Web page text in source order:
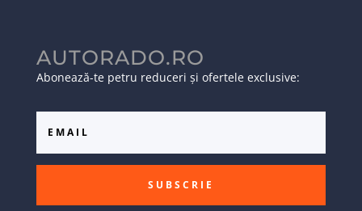
AUTORADO.RO
Abonează-te petru reduceri și ofertele exclusive:
SUBSCRIE